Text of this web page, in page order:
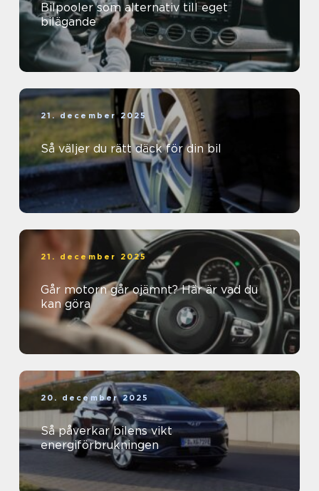
Bilpooler som alternativ till eget
bilägande
21. december 2025
Så väljer du rätt däck för din bil
21. december 2025
Går motorn går ojämnt? Här är vad du
kan göra
20. december 2025
Så påverkar bilens vikt
energiförbrukningen